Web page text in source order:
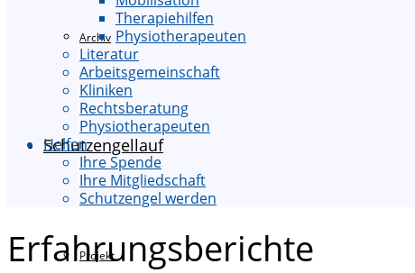
Archiv
Schutzengellauf
Projekt
Therapiehilfen
Physiotherapeuten
Literatur
Arbeitsgemeinschaft
Kliniken
Rechtsberatung
Physiotherapeuten
Helfen
Ihre Spende
Ihre Mitgliedschaft
Schutzengel werden
Erfahrungsberichte